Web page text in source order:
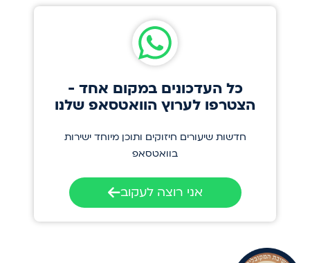
כל העדכונים במקום אחד -
הצטרפו לערוץ הוואטסאפ שלנו
חדשות שיעורים חיזוקים ותוכן מיוחד ישירות
בוואטסאפ
אני רוצה לעקוב